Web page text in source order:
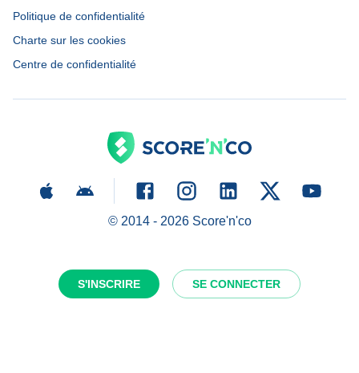
S'INSCRIRE SE CONNECTER
Politique de confidentialité
Charte sur les cookies
Centre de confidentialité
© 2014 - 2026Score'n'co